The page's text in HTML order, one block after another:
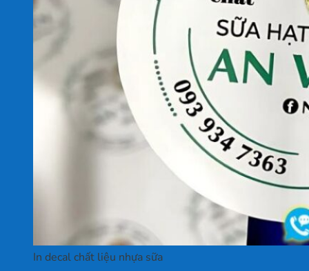
In decal chất liệu nhựa sữa